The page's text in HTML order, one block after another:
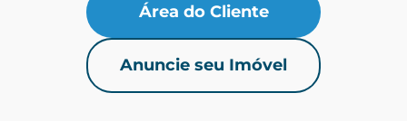
Área do Cliente
Anuncie seu Imóvel